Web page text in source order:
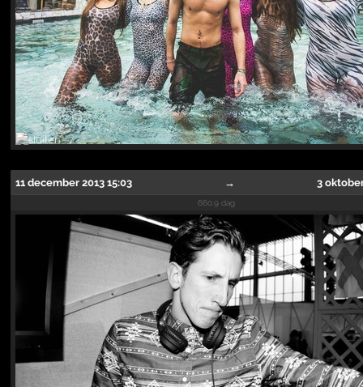
11 december 2013 15:03 → 3
660.9 dag